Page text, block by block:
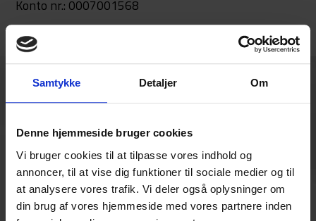
Samtykke Detaljer Om
Denne hjemmeside bruger cookies
Vi bruger cookies til at tilpasse vores indhold og
annoncer, til at vise dig funktioner til sociale medier og til
at analysere vores trafik. Vi deler også oplysninger om
din brug af vores hjemmeside med vores partnere inden
Konto nr.: 0007001568
Tilmeld
Tilmeld dig vores nyhedsbrev og bliv en del af vores